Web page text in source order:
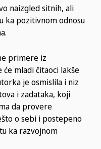
naizgled sitnih, ali
ka pozitivnom odnosu
primere iz
će mladi čitaoci lakše
je osmislila i niz
i zadataka, koji
da provere
o sebi i postepeno
ka razvojnom